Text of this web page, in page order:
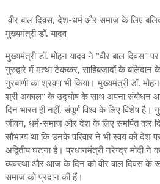
वीर बाल दिवस, देश-धर्म और समाज के लिए
मुख्यमंत्री डॉ. यादव
मुख्यमंत्री डॉ. मोहन यादव ने "वीर बाल दिवस"
गुरुद्वारे में मत्था टेककर, साहिबजादों के
गुरबाणी का श्रवण भी किया। मुख्यमंत्री डॉ.
श्री अकाल" के उद्घोष के साथ अपना संबोधन
दिन भारत ही नहीं, संपूर्ण विश्व के लिए विशेष है।
जीवन, धर्म-समाज और देश के लिए समर्पित कर
सौभाग्य था कि उनके परिवार ने भी स्वयं को देश
अद्वितीय घटना है। प्रधानमंत्री नरेन्द्र मोदी ने
व्यवस्था और आज के दिन को वीर बाल दिवस के
समाज को प्रदान की हैं।